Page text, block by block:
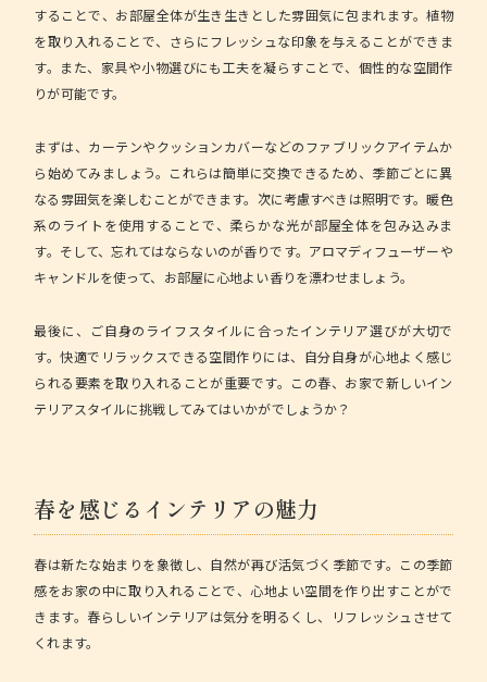
することで、お部屋全体が生き生きとした雰囲気に包まれます。植物
を取り入れることで、さらにフレッシュな印象を与えることができま
す。また、家具や小物選びにも工夫を凝らすことで、個性的な空間作
りが可能です。
まずは、 カーテンやクッションカバーなどのファブリックアイテムか
ら始めてみましょう。これらは簡単に交換できるため、季節ごとに異
なる雰囲気を楽しむことができます。次に考慮すべきは照明です。暖色
系のライトを使用することで、柔らかな光が部屋全体を包み込みま
す。そして、忘れてはならないのが香りです。アロマディフューザーや
キャンドルを使って、お部屋に心地よい香りを漂わせましょう。
最後に、ご自身のライフスタイルに合ったインテリア選びが大切で
す。快適でリラックスできる空間作りには、自分自身が心地よく感じ
られる要素を取り入れることが重要です。この春、お家で新しいイン
テリアスタイルに挑戦してみてはいかがでしょうか？
春を感じるインテリアの魅力
春は新たな始まりを象徴し、自然が再び活気づく季節です。この季節
感をお家の中に取り入れることで、心地よい空間を作り出すことがで
きます。 春らしいインテリアは気分を明るくし、リフレッシュさせて
くれます。